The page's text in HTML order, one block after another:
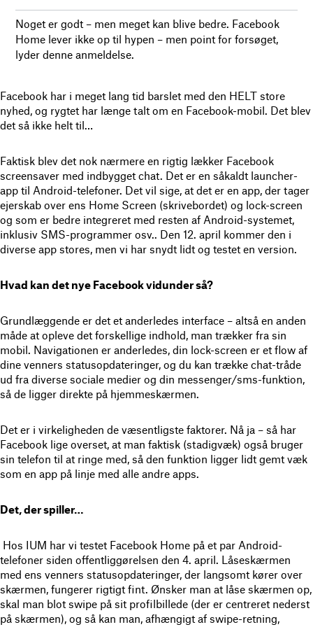
Noget er godt – men meget kan blive bedre. Facebook
Home lever ikke op til hypen – men point for forsøget,
lyder denne anmeldelse.
Facebook har i meget lang tid barslet med den HELT store
nyhed, og rygtet har længe talt om en Facebook-mobil. Det blev
det så ikke helt til…
Faktisk blev det nok nærmere en rigtig lækker Facebook
screensaver med indbygget chat. Det er en såkaldt launcher-
app til Android-telefoner. Det vil sige, at det er en app, der tager
ejerskab over ens Home Screen (skrivebordet) og lock-screen
og som er bedre integreret med resten af Android-systemet,
inklusiv SMS-programmer osv.. Den 12. april kommer den i
diverse app stores, men vi har snydt lidt og testet en version.
Hvad kan det nye Facebook vidunder så?
Grundlæggende er det et anderledes interface – altså en anden
måde at opleve det forskellige indhold, man trækker fra sin
mobil. Navigationen er anderledes, din lock-screen er et flow af
dine venners statusopdateringer, og du kan trække chat-tråde
ud fra diverse sociale medier og din messenger/sms-funktion,
så de ligger direkte på hjemmeskærmen.
Det er i virkeligheden de væsentligste faktorer. Nå ja – så har
Facebook lige overset, at man faktisk (stadigvæk) også bruger
sin telefon til at ringe med, så den funktion ligger lidt gemt væk
som en app på linje med alle andre apps.
Det, der spiller…
Hos IUM har vi testet Facebook Home på et par Android-
telefoner siden offentliggørelsen den 4. april. Låseskærmen
med ens venners statusopdateringer, der langsomt kører over
skærmen, fungerer rigtigt fint. Ønsker man at låse skærmen op,
skal man blot swipe på sit profilbillede (der er centreret nederst
på skærmen), og så kan man, afhængigt af swipe-retning,